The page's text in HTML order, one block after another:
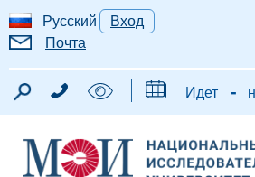
Русский
Вход
Почта
Идет -